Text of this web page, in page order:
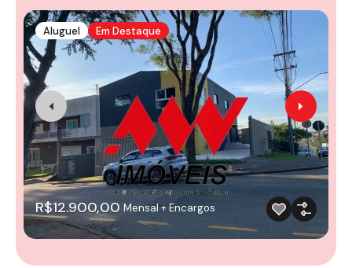
Aluguel Em Destaque
R$12.900,00 Mensal + Encargos